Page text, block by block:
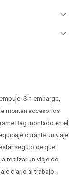
Sin embargo,
montan accesorios
Bag montado en el
durante un viaje
seguro de que
realizar un viaje de
diario al trabajo.